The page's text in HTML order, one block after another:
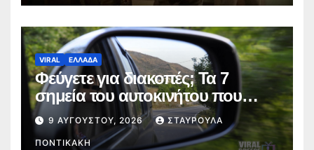
VIRAL ΕΛΛΑΔΑ
Φεύγετε για διακοπές; Τα 7
σημεία του αυτοκινήτου που
πρέπει να ελέγξετε πριν από το
ταξίδι
9 ΑΥΓΟΎΣΤΟΥ, 2026 ΣΤΑΥΡΟΎΛΑ
ΠΟΝΤΙΚΆΚΗ